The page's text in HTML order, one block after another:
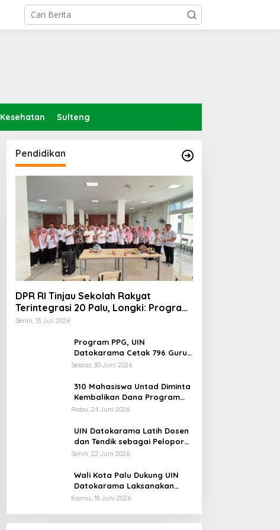
Kesehatan Sulteng
Sabtu, 11 Oktober 2025
Lindungi Hak Sipil, PKB
Siber
Pemerintah Diminta
Kenaikan Gaji Kepala
Pendidikan
DPR RI Tinjau Sekolah Rakyat
Terintegrasi 20 Palu, Longki: Program
Prabowo Angkat Martabat Anak
Senin, 13 Juli 2026
Program PPG, UIN
Datokarama Cetak 796 Guru
Profesional
Selasa, 30 Juni 2026
310 Mahasiswa Untad Diminta
Kembalikan Dana Program
Berani Cerdas, Kadisdik
Beasiswa Ganda
Rabu, 24 Juni 2026
UIN Datokarama Latih Dosen
dan Tendik sebagai Pelopor
Moderasi Beragama
Senin, 22 Juni 2026
Wali Kota Palu Dukung UIN
Datokarama Laksanakan
Poros Intim 2026
Kamis, 18 Juni 2026